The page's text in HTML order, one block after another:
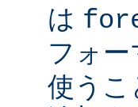
は
フォー
使うこ